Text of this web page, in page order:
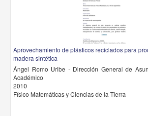
Aprovechamiento de plásticos reciclados para
madera sintética
Ángel Romo Uribe - Dirección General de
Académico
2010
Físico Matemáticas y Ciencias de la Tierra